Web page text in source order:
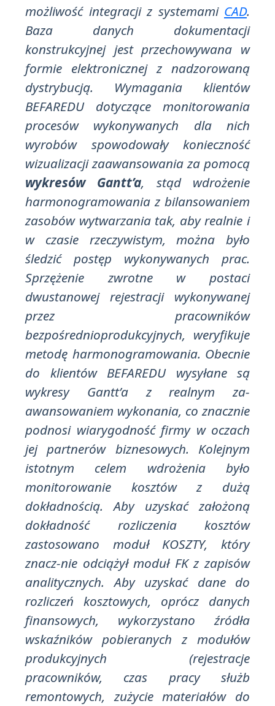
możliwość integracji z systemami CAD.
Baza danych dokumentacji
konstrukcyjnej jest przechowywana w
formie elektronicznej z nadzorowaną
dystrybucją. Wymagania klientów
BEFAREDU dotyczące monitorowania
procesów wykonywanych dla nich
wyrobów spowodowały konieczność
wizualizacji zaawansowania za pomocą
wykresów Gantt’a, stąd wdrożenie
harmonogramowania z bilansowaniem
zasobów wytwarzania tak, aby realnie i
w czasie rzeczywistym, można było
śledzić postęp wykonywanych prac.
Sprzężenie zwrotne w postaci
dwustanowej rejestracji wykonywanej
przez pracowników
bezpośrednioprodukcyjnych, weryfikuje
metodę harmonogramowania. Obecnie
do klientów BEFAREDU wysyłane są
wykresy Gantt’a z realnym za-
awansowaniem wykonania, co znacznie
podnosi wiarygodność firmy w oczach
jej partnerów biznesowych. Kolejnym
istotnym celem wdrożenia było
monitorowanie kosztów z dużą
dokładnością. Aby uzyskać założoną
dokładność rozliczenia kosztów
zastosowano moduł KOSZTY, który
znacz-nie odciążył moduł FK z zapisów
analitycznych. Aby uzyskać dane do
rozliczeń kosztowych, oprócz danych
finansowych, wykorzystano źródła
wskaźników pobieranych z modułów
produkcyjnych (rejestracje
pracowników, czas pracy służb
remontowych, zużycie materiałów do